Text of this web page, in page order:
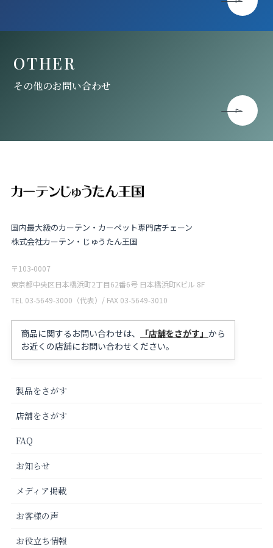
OTHER
その他のお問い合わせ
国内最大級のカーテン・カーペット専門店チェーン
株式会社カーテン・じゅうたん王国
〒103-0007
東京都中央区日本橋浜町2丁目62番6号 日本橋浜町Kビル 8F
TEL 03-5649-3000（代表）/ FAX 03-5649-3010
商品に関するお問い合わせは、 「店舗をさがす」 から
お近くの店舗にお問い合わせください。
製品をさがす
店舗をさがす
FAQ
お知らせ
メディア掲載
お客様の声
お役立ち情報